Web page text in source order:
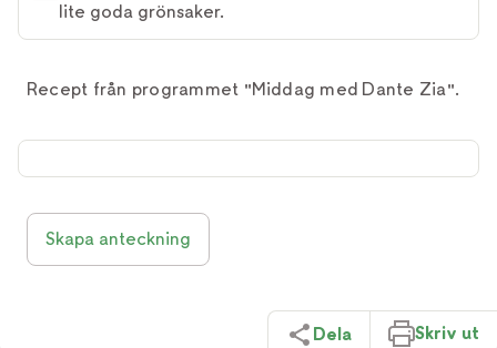
lite goda grönsaker.
Recept från programmet "Middag med Dante Zia".
Skapa anteckning
Dela Skriv ut